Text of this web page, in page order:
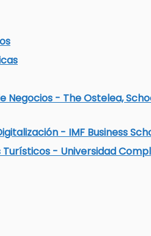
Negocios - The Ostelea,
- IMF Business
- Universidad